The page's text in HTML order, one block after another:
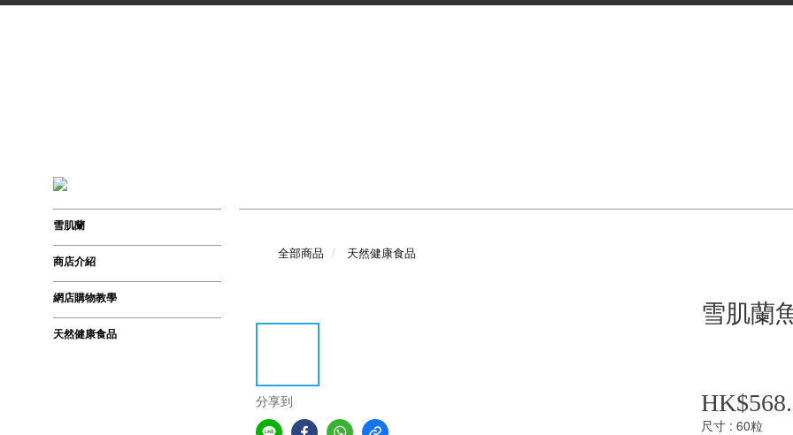
雪肌蘭
商店介紹
網店購物教學
天然健康食品
全部商品 天然健康食品
分享到
雪肌蘭
尺寸 : 60粒